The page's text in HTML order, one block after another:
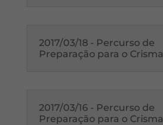
2017/03/18 - Percurso de
Preparação para o Crisma
2017/03/16 - Percurso de
Preparação para o Crisma